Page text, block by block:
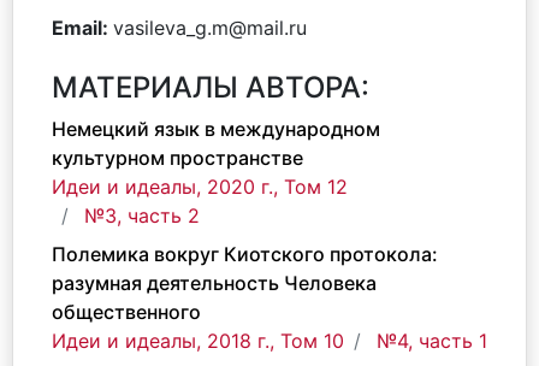
Email: vasileva_g.m@mail.ru
МАТЕРИАЛЫ АВТОРА:
Немецкий язык в международном
культурном пространстве
Идеи и идеалы, 2020 г., Том 12
№3, часть 2
Полемика вокруг Киотского протокола:
разумная деятельность Человека
общественного
Идеи и идеалы, 2018 г., Том 10
№4, часть 1